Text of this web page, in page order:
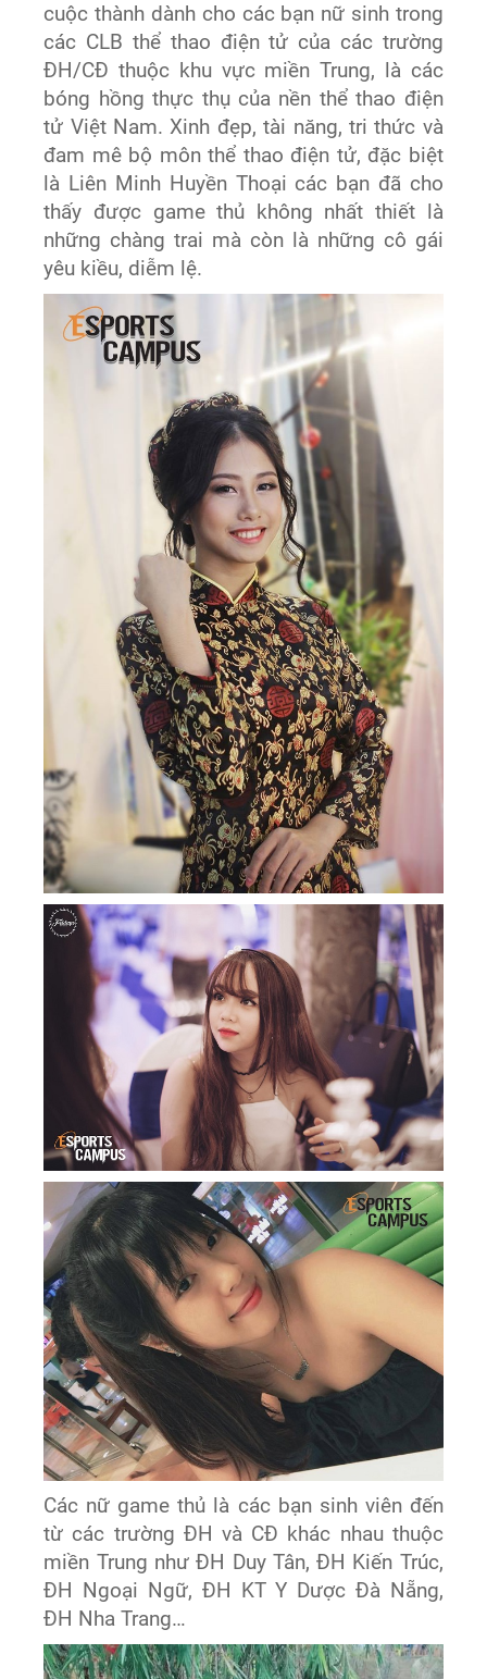
cuộc thành dành cho các bạn nữ sinh trong
các CLB thể thao điện tử của các trường
ĐH/CĐ thuộc khu vực miền Trung, là các
bóng hồng thực thụ của nền thể thao điện
tử Việt Nam. Xinh đẹp, tài năng, tri thức và
đam mê bộ môn thể thao điện tử, đặc biệt
là Liên Minh Huyền Thoại các bạn đã cho
thấy được game thủ không nhất thiết là
những chàng trai mà còn là những cô gái
yêu kiều, diễm lệ.
Các nữ game thủ là các bạn sinh viên đến
từ các trường ĐH và CĐ khác nhau thuộc
miền Trung như ĐH Duy Tân, ĐH Kiến Trúc,
ĐH Ngoại Ngữ, ĐH KT Y Dược Đà Nẵng,
ĐH Nha Trang…